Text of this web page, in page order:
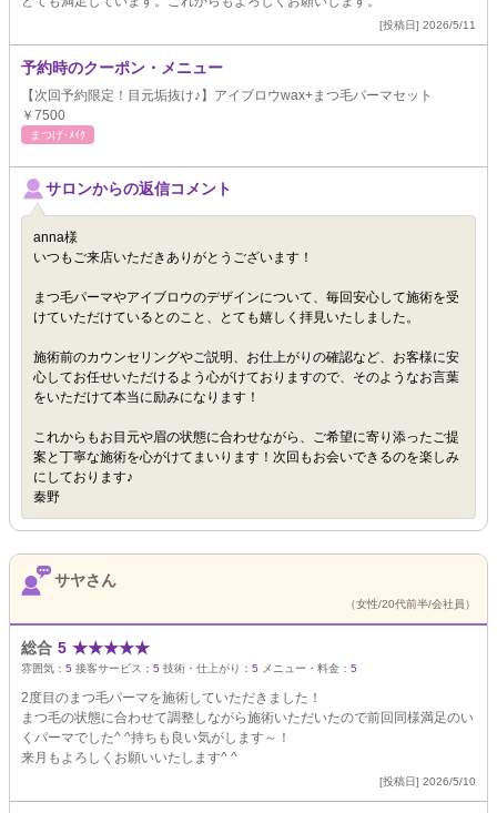
[投稿日] 2026/5/11
予約時のクーポン・メニュー
【次回予約限定！目元垢抜け♪】アイブロウwax+まつ毛パーマセット
￥7500
まつげ･ﾒｲｸ
サロンからの返信コメント
anna様
いつもご来店いただきありがとうございます！
まつ毛パーマやアイブロウのデザインについて、毎回安心して施術を受
けていただけているとのこと、とても嬉しく拝見いたしました。
施術前のカウンセリングやご説明、お仕上がりの確認など、お客様に安
心してお任せいただけるよう心がけておりますので、そのようなお言葉
をいただけて本当に励みになります！
これからもお目元や眉の状態に合わせながら、ご希望に寄り添ったご提
案と丁寧な施術を心がけてまいります！次回もお会いできるのを楽しみ
にしております♪
秦野
サヤさん
（女性/20代前半/会社員）
総合 5 ★★★★★
雰囲気： 5 接客サービス： 5 技術・仕上がり： 5 メニュー・料金： 5
2度目のまつ毛パーマを施術していただきました！
まつ毛の状態に合わせて調整しながら施術いただいたので前回同様満足のい
くパーマでした^ ^持ちも良い気がします～！
来月もよろしくお願いいたします^ ^
[投稿日] 2026/5/10